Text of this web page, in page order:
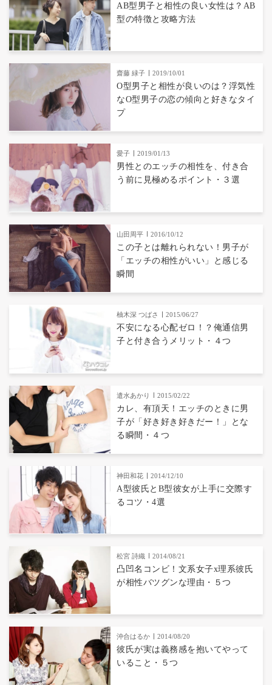
AB型男子と相性の良い女性は？AB
型の特徴と攻略方法
齋藤 緑子 2019/10/01
O型男子と相性が良いのは？浮気性
なO型男子の恋の傾向と好きなタイ
プ
愛子 2019/01/13
男性とのエッチの相性を、付き合
う前に見極めるポイント・３選
山田周平 2016/10/12
この子とは離れられない！男子が
「エッチの相性がいい」と感じる
瞬間
柚木深 つばさ 2015/06/27
不安になる心配ゼロ！？俺通信男
子と付き合うメリット・４つ
遣水あかり 2015/02/22
カレ、有頂天！エッチのときに男
子が「好き好き好きだー！」とな
る瞬間・４つ
神田和花 2014/12/10
A型彼氏とB型彼女が上手に交際す
るコツ・4選
松宮 詩織 2014/08/21
凸凹名コンビ！文系女子x理系彼氏
が相性バツグンな理由・５つ
沖合はるか 2014/08/20
彼氏が実は義務感を抱いてやって
いること・５つ